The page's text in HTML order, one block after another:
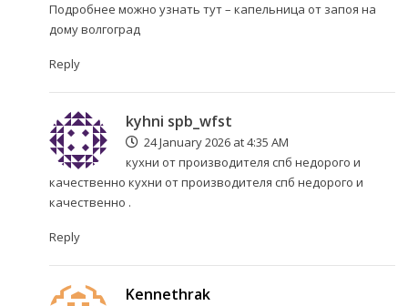
Подробнее можно узнать тут – капельница от запоя на
дому волгоград
Reply
kyhni spb_wfst
24 January 2026 at 4:35 AM
кухни от производителя спб недорого и
качественно кухни от производителя спб недорого и
качественно .
Reply
Kennethrak